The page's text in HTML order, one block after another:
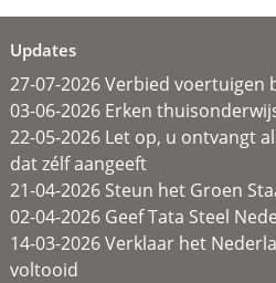
Updates
27-07-2026 Verbied voertuigen
03-06-2026 Erken
22-05-2026 Let op, u ontvangt
dat zélf aangeeft
21-04-2026 Steun het Groen
02-04-2026 Geef Tata Steel
14-03-2026 Verklaar het
voltooid